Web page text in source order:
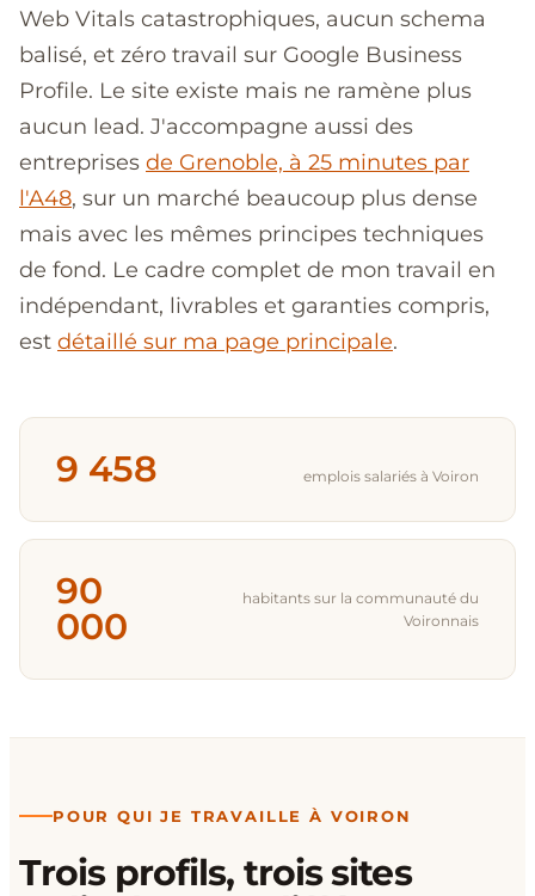
9 458 emplois salariés à Voiron
90
000
habitants sur la communauté du
Voironnais
Web Vitals catastrophiques, aucun schema
balisé, et zéro travail sur Google Business
Profile. Le site existe mais ne ramène plus
aucun lead. J'accompagne aussi des
entreprises de Grenoble, à 25 minutes par
l'A48, sur un marché beaucoup plus dense
mais avec les mêmes principes techniques
de fond. Le cadre complet de mon travail en
indépendant, livrables et garanties compris,
est détaillé sur ma page principale.
POUR QUI JE TRAVAILLE À VOIRON
Trois profils, trois sites